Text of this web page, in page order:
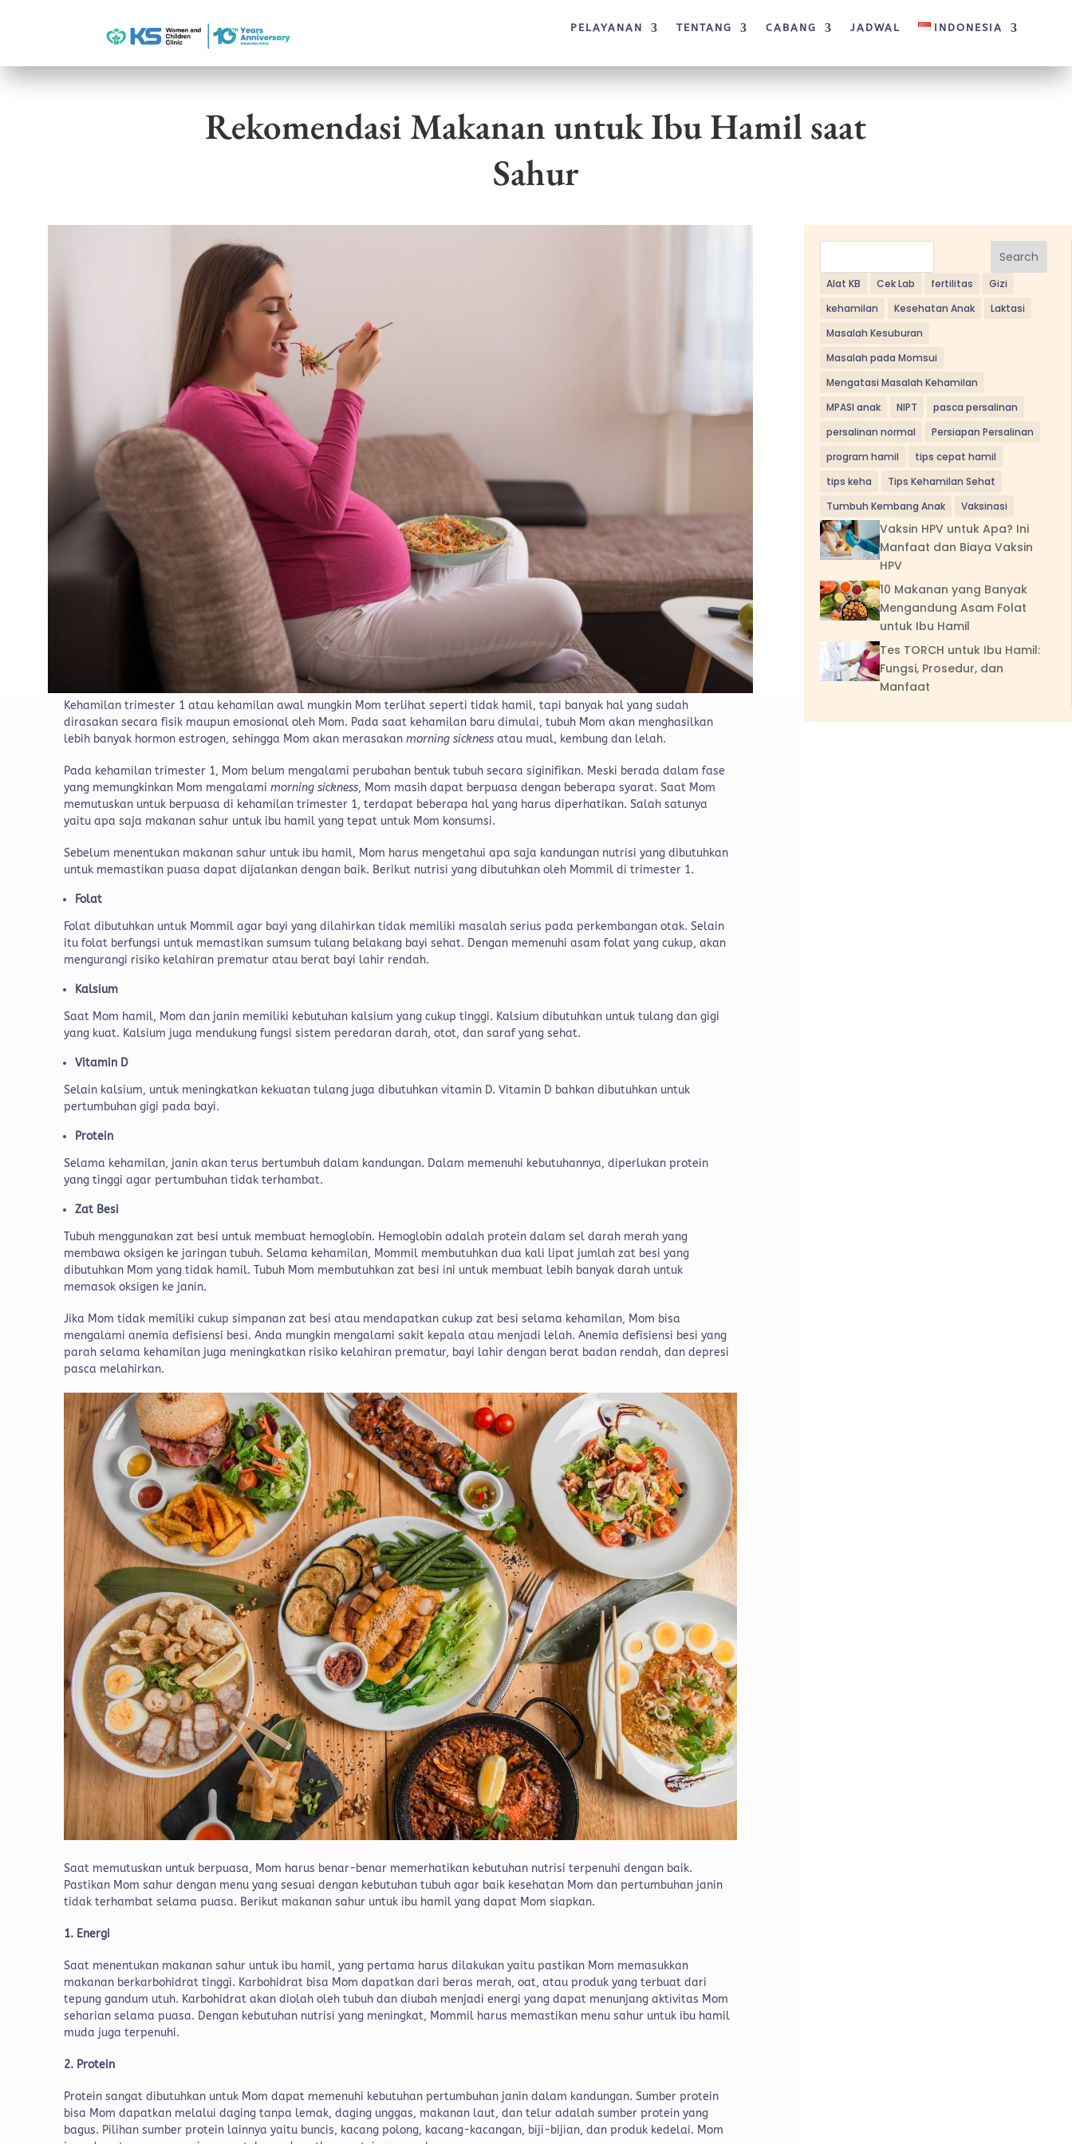
PELAYANAN TENTANG CABANG JADWAL INDONESIA
Rekomendasi Makanan untuk Ibu Hamil saat
Sahur
Kehamilan trimester 1 atau kehamilan awal mungkin Mom terlihat seperti tidak hamil, tapi banyak hal yang sudah
dirasakan secara fisik maupun emosional oleh Mom. Pada saat kehamilan baru dimulai, tubuh Mom akan menghasilkan
lebih banyak hormon estrogen, sehingga Mom akan merasakanmorning sickness atau mual, kembung dan lelah.
Pada kehamilan trimester 1, Mom belum mengalami perubahan bentuk tubuh secara siginifikan. Meski berada dalam fase
yang memungkinkan Mom mengalamimorning sickness, Mom masih dapat berpuasa dengan beberapa syarat. Saat Mom
memutuskan untuk berpuasa di kehamilan trimester 1, terdapat beberapa hal yang harus diperhatikan. Salah satunya
yaitu apa saja makanan sahur untuk ibu hamil yang tepat untuk Mom konsumsi.
Sebelum menentukan makanan sahur untuk ibu hamil, Mom harus mengetahui apa saja kandungan nutrisi yang dibutuhkan
untuk memastikan puasa dapat dijalankan dengan baik. Berikut nutrisi yang dibutuhkan oleh Mommil di trimester 1.
Folat
Folat dibutuhkan untuk Mommil agar bayi yang dilahirkan tidak memiliki masalah serius pada perkembangan otak. Selain
itu folat berfungsi untuk memastikan sumsum tulang belakang bayi sehat. Dengan memenuhi asam folat yang cukup, akan
mengurangi risiko kelahiran prematur atau berat bayi lahir rendah.
Kalsium
Saat Mom hamil, Mom dan janin memiliki kebutuhan kalsium yang cukup tinggi. Kalsium dibutuhkan untuk tulang dan gigi
yang kuat. Kalsium juga mendukung fungsi sistem peredaran darah, otot, dan saraf yang sehat.
Vitamin D
Selain kalsium, untuk meningkatkan kekuatan tulang juga dibutuhkan vitamin D. Vitamin D bahkan dibutuhkan untuk
pertumbuhan gigi pada bayi.
Protein
Selama kehamilan, janin akan terus bertumbuh dalam kandungan. Dalam memenuhi kebutuhannya, diperlukan protein
yang tinggi agar pertumbuhan tidak terhambat.
Zat Besi
Tubuh menggunakan zat besi untuk membuat hemoglobin. Hemoglobin adalah protein dalam sel darah merah yang
membawa oksigen ke jaringan tubuh. Selama kehamilan, Mommil membutuhkan dua kali lipat jumlah zat besi yang
dibutuhkan Mom yang tidak hamil. Tubuh Mom membutuhkan zat besi ini untuk membuat lebih banyak darah untuk
memasok oksigen ke janin.
Jika Mom tidak memiliki cukup simpanan zat besi atau mendapatkan cukup zat besi selama kehamilan, Mom bisa
mengalami anemia defisiensi besi. Anda mungkin mengalami sakit kepala atau menjadi lelah. Anemia defisiensi besi yang
parah selama kehamilan juga meningkatkan risiko kelahiran prematur, bayi lahir dengan berat badan rendah, dan depresi
pasca melahirkan.
Saat memutuskan untuk berpuasa, Mom harus benar-benar memerhatikan kebutuhan nutrisi terpenuhi dengan baik.
Pastikan Mom sahur dengan menu yang sesuai dengan kebutuhan tubuh agar baik kesehatan Mom dan pertumbuhan janin
tidak terhambat selama puasa. Berikut makanan sahur untuk ibu hamil yang dapat Mom siapkan.
1. Energi
Saat menentukan makanan sahur untuk ibu hamil, yang pertama harus dilakukan yaitu pastikan Mom memasukkan
makanan berkarbohidrat tinggi. Karbohidrat bisa Mom dapatkan dari beras merah, oat, atau produk yang terbuat dari
tepung gandum utuh. Karbohidrat akan diolah oleh tubuh dan diubah menjadi energi yang dapat menunjang aktivitas Mom
seharian selama puasa. Dengan kebutuhan nutrisi yang meningkat, Mommil harus memastikan menu sahur untuk ibu hamil
muda juga terpenuhi.
2. Protein
Protein sangat dibutuhkan untuk Mom dapat memenuhi kebutuhan pertumbuhan janin dalam kandungan. Sumber protein
bisa Mom dapatkan melalui daging tanpa lemak, daging unggas, makanan laut, dan telur adalah sumber protein yang
bagus. Pilihan sumber protein lainnya yaitu buncis, kacang polong, kacang-kacangan, biji-bijian, dan produk kedelai. Mom
Search
Alat KB Cek Lab fertilitas
Gizi
kehamilan
Kesehatan Anak
Laktasi
Masalah Kesuburan
Masalah pada Momsui
Mengatasi Masalah Kehamilan
MPASI anak
NIPT
pasca persalinan
persalinan normal
Persiapan Persalinan
program hamil
tips cepat hamil
tips keha
Tips Kehamilan Sehat
Tumbuh Kembang Anak
Vaksinasi
Vaksin HPV untuk Apa? Ini
Manfaat dan Biaya Vaksin
HPV
10 Makanan yang Banyak
Mengandung Asam Folat
untuk Ibu Hamil
Tes TORCH untuk Ibu Hamil:
Fungsi, Prosedur, dan
Manfaat